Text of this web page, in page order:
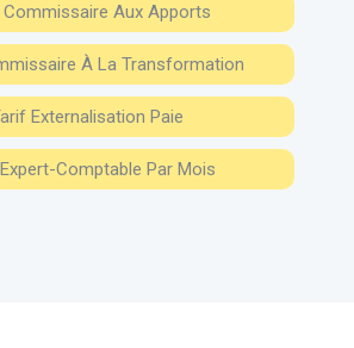
Aux Apports
À La Transformation
Externalisation Paie
Comptable Par Mois